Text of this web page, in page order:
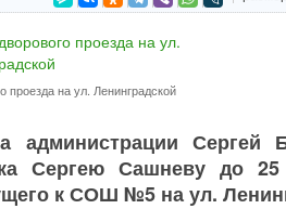
на ул. Ленинградской
Сергей
Сергею Сашневу до
к СОШ №5 на ул.